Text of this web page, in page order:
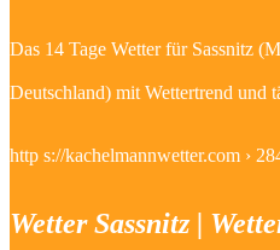
Das 14 Tage Wetter für Sassnitz
Deutschland) mit Wettertrend und
http s://kachelmannwetter.com ›
Wetter Sassnitz |